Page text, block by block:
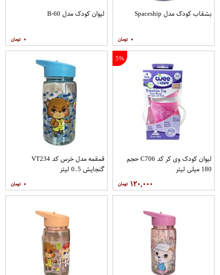
بشقاب کودک مدل Spaceship
۰
لیوان کودک مدل B-60
۰
5%
لیوان کودک وی کر کد C706 حجم
180 میلی لیتر
۱۲۰,۰۰۰
قمقمه مدل خرس کد VT234
گنجایش 0.5 لیتر
۰